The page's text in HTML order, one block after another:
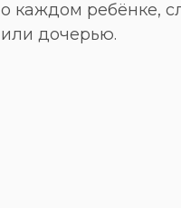
о каждом ребёнке,
или дочерью.